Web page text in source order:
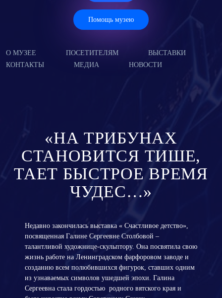
Помощь музею
О МУЗЕЕ ПОСЕТИТЕЛЯМ
ВЫСТАВКИ
КОНТАКТЫ
МЕДИА НОВОСТИ
«НА ТРИБУНАХ
СТАНОВИТСЯ ТИШЕ,
ТАЕТ БЫСТРОЕ ВРЕМЯ
ЧУДЕС…»
Недавно закончилась выставка « Счастливое детство»,
посвященная Галине Сергеевне Столбовой –
талантливой художнице-скульптору. Она посвятила свою
жизнь работе на Ленинградском фарфоровом заводе и
созданию всем полюбившихся фигурок, ставших одним
из узнаваемых символов ушедшей эпохи. Галина
Сергеевна стала гордостью родного вятского края и